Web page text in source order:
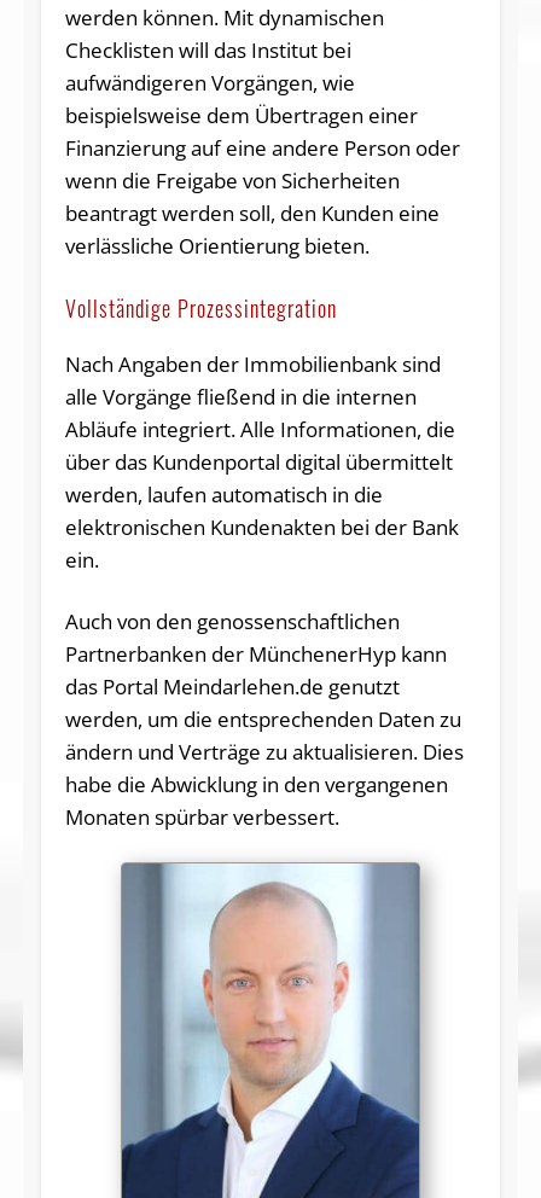
werden können. Mit dynamischen
Checklisten will das Institut bei
aufwändigeren Vorgängen, wie
beispielsweise dem Übertragen einer
Finanzierung auf eine andere Person oder
wenn die Freigabe von Sicherheiten
beantragt werden soll, den Kunden eine
verlässliche Orientierung bieten.
Vollständige Prozessintegration
Nach Angaben der Immobilienbank sind
alle Vorgänge fließend in die internen
Abläufe integriert. Alle Informationen, die
über das Kundenportal digital übermittelt
werden, laufen automatisch in die
elektronischen Kundenakten bei der Bank
ein.
Auch von den genossenschaftlichen
Partnerbanken der MünchenerHyp kann
das Portal Meindarlehen.de genutzt
werden, um die entsprechenden Daten zu
ändern und Verträge zu aktualisieren. Dies
habe die Abwicklung in den vergangenen
Monaten spürbar verbessert.